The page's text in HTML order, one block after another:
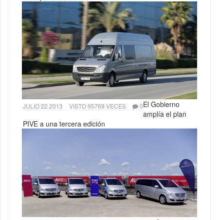
JULIO 22 2013 VISTO 95769 VECES 0El Gobierno
amplía el plan
PIVE a una tercera edición